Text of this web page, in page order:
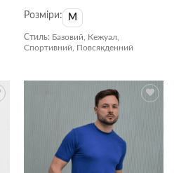
Розміри: M
Стиль: Базовий, Кежуал,
Спортивний, Повсякденний